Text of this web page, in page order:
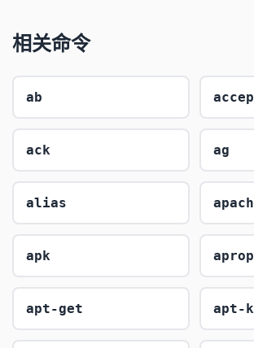
相关命令
ab
ack ag
alias
apk
apt-get apt-